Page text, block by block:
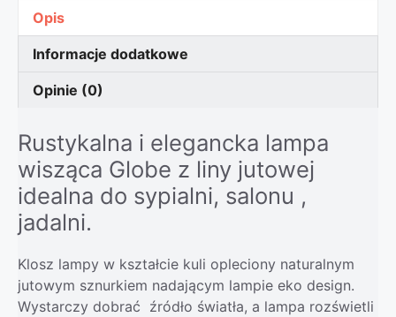
Opis
Informacje dodatkowe
Opinie (0)
Rustykalna i elegancka lampa
wisząca Globe z liny jutowej
idealna do sypialni, salonu ,
jadalni.
Klosz lampy w kształcie kuli opleciony naturalnym
jutowym sznurkiem nadającym lampie eko design.
Wystarczy dobrać źródło światła, a lampa rozświetli